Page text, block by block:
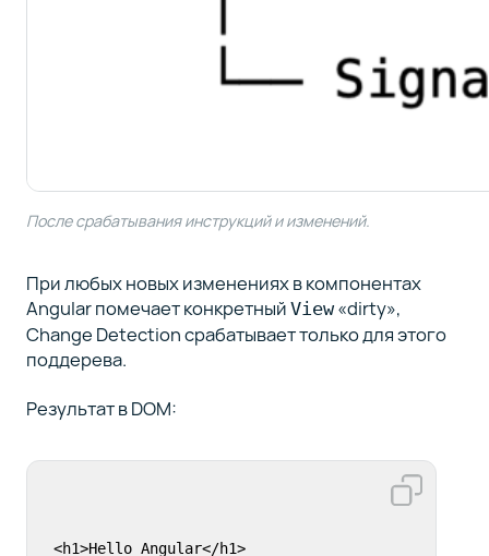
После срабатывания инструкций и изменений.
При любых новых изменениях в компонентах
Angular помечает конкретный View«dirty»,
Change Detection срабатывает только для этого
поддерева.
Результат в DOM:
<h1>Hello Angular</h1>